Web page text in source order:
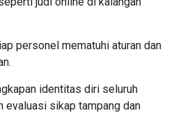
personel mematuhi aturan dan
identitas diri seluruh
sikap tampang dan